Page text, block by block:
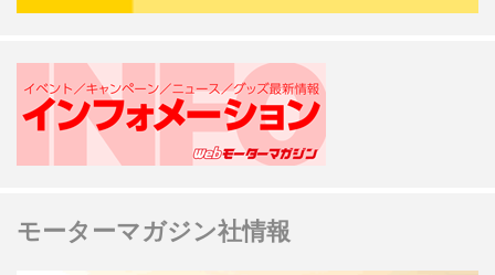
モーターマガジン社情報